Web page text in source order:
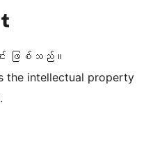
ကျွန်ုပ်တို့၏ Tumblr အကောင့်သို့ ဝင်ရောက်ကြည့်ရှုရန်
င်း ဖြစ်သည်။
the intellectual property